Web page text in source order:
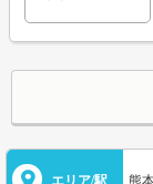
エリア/駅 熊